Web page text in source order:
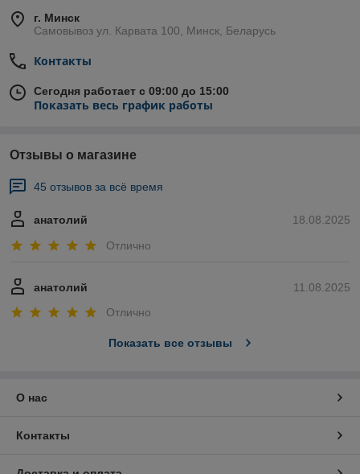
г. Минск
Самовывоз ул. Карвата 100, Минск, Беларусь
Контакты
Сегодня работает с 09:00 до 15:00
Показать весь график работы
Отзывы о магазине
45 отзывов за всё время
18.08.2025
анатолий
Отлично
11.08.2025
анатолий
Отлично
Показать все отзывы
О нас
Контакты